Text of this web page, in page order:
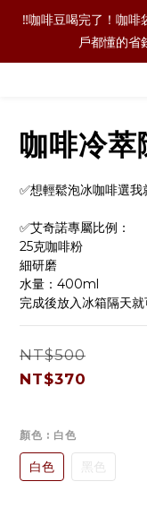
‼️本公司未使用任何
‼️咖啡豆喝完了！咖啡
戶都懂的省
‼️本公司未使用任何
咖啡冷萃
✅想輕鬆泡冰咖啡選我
✅艾奇諾專屬比例：
25克咖啡粉
細研磨
水量：400ml
完成後放入冰箱隔天就
NT$500
NT$370
顏色 : 白色
白色 黑色